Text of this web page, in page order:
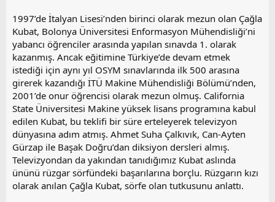
1997’de İtalyan Lisesi’nden birinci olarak mezun olan Çağla
Kubat, Bolonya Üniversitesi Enformasyon Mühendisliği’ni
yabancı öğrenciler arasında yapılan sınavda 1. olarak
kazanmış. Ancak eğitimine Türkiye’de devam etmek
istediği için aynı yıl OSYM sınavlarında ilk 500 arasına
girerek kazandığı İTÜ Makine Mühendisliği Bölümü’nden,
2001’de onur öğrencisi olarak mezun olmuş. California
State Üniversitesi Makine yüksek lisans programına kabul
edilen Kubat, bu teklifi bir süre erteleyerek televizyon
dünyasına adım atmış. Ahmet Suha Çalkıvık, Can-Ayten
Gürzap ile Başak Doğru’dan diksiyon dersleri almış.
Televizyondan da yakından tanıdığımız Kubat aslında
ününü rüzgar sörfündeki başarılarına borçlu. Rüzgarın kızı
olarak anılan Çağla Kubat, sörfe olan tutkusunu anlattı.